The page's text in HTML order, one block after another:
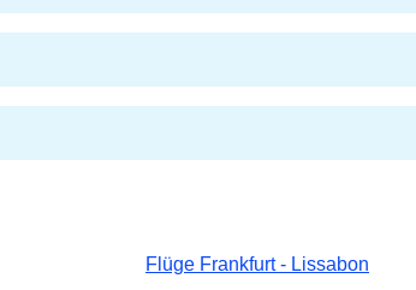
Flüge Frankfurt - Lissabon